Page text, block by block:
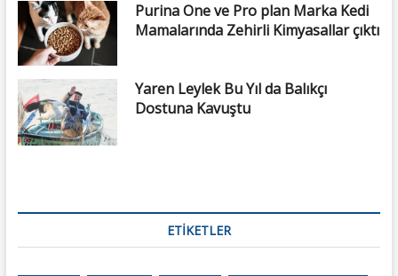
Purina One ve Pro plan Marka Kedi
Mamalarında Zehirli Kimyasallar çıktı
Yaren Leylek Bu Yıl da Balıkçı
Dostuna Kavuştu
ETIKETLER